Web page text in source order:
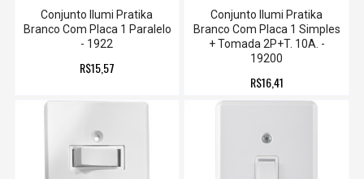
Conjunto Ilumi Pratika
Branco Com Placa 1 Paralelo
- 1922
R$15,57
Conjunto Ilumi Pratika
Branco Com Placa 1 Simples
+ Tomada 2P+T. 10A. -
19200
R$16,41